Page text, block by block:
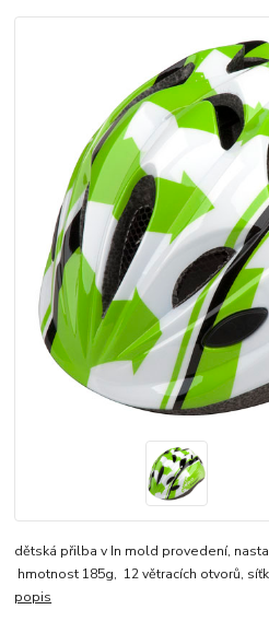
dětská přilba v In mold provedení,
hmotnost 185g, 12 větracích otvorů,
popis